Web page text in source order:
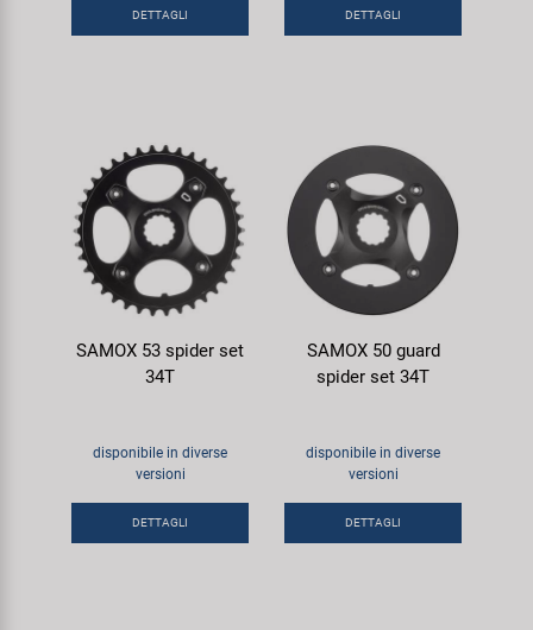
DETTAGLI DETTAGLI
SAMOX 53 spider set
34T
disponibile in diverse
versioni
DETTAGLI
SAMOX 50 guard
spider set 34T
disponibile in diverse
versioni
DETTAGLI